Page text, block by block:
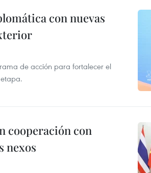
con nuevas
de acción para fortalecer el
cooperación con
nexos